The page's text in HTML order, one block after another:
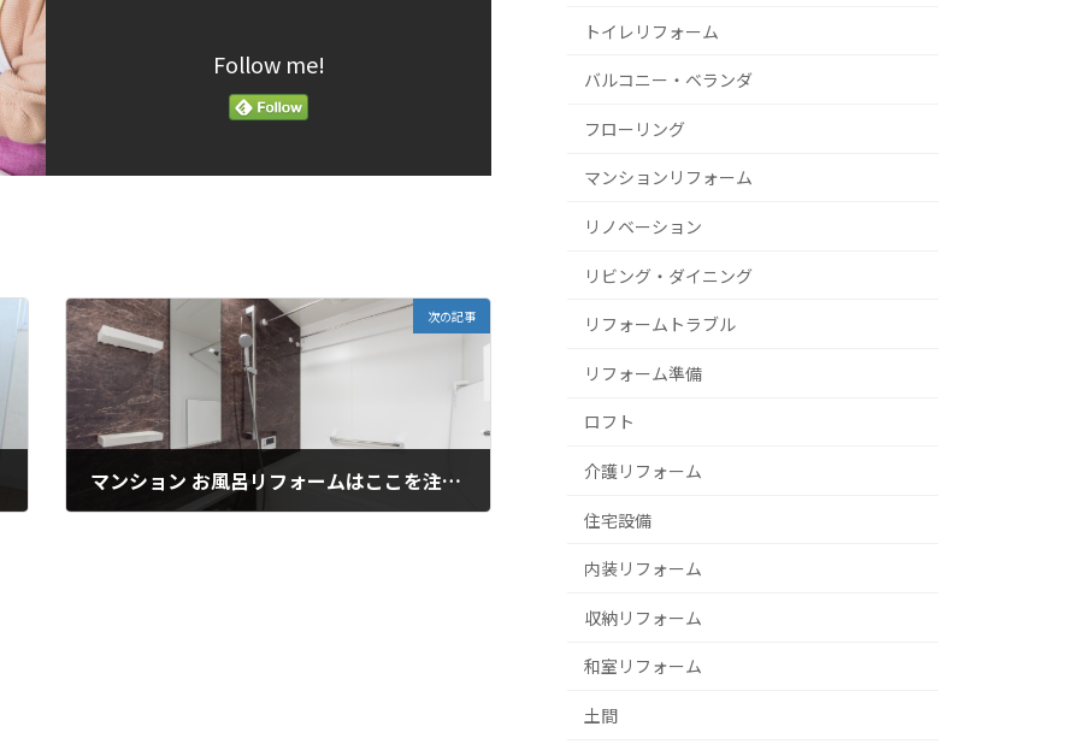
Follow me!
次の記事
マンション お風呂リフォームはここを注意しましょう！
トイレリフォーム
バルコニー・ベランダ
フローリング
マンションリフォーム
リノベーション
リビング・ダイニング
リフォームトラブル
リフォーム準備
ロフト
介護リフォーム
住宅設備
内装リフォーム
収納リフォーム
和室リフォーム
土間